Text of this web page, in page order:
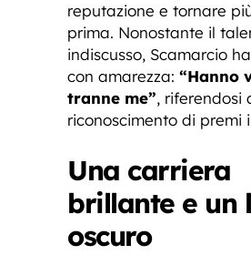
reputazione e tornare
prima. Nonostante il
indiscusso, Scamarcio
con amarezza: “Hanno
tranne me”, riferendosi
riconoscimento di premi
Una carriera
brillante e un
oscuro